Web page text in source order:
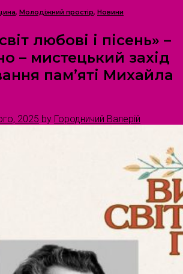
, Молодіжний простір, Новини
любові і пісень» –
– мистецький захід
пам’яті Михайла
2025 by Городничий Валерій